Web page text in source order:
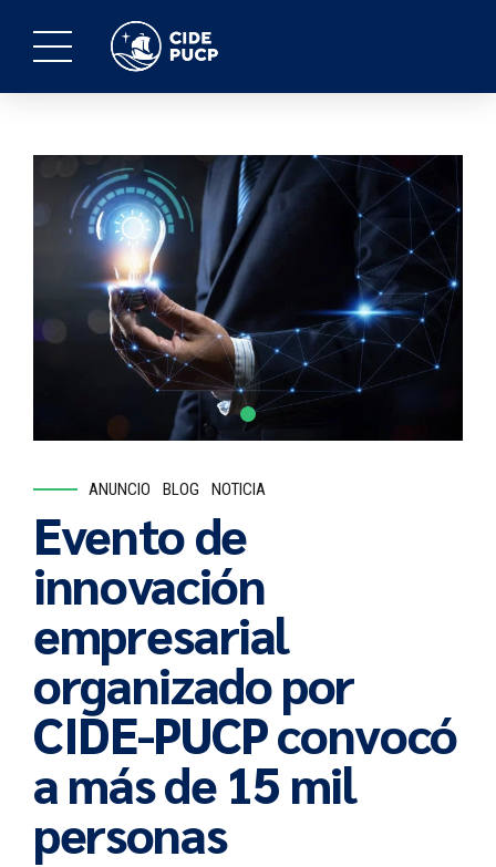
ANUNCIO BLOG NOTICIA
Evento de
innovación
empresarial
organizado por
CIDE-PUCP convocó
a más de 15 mil
personas